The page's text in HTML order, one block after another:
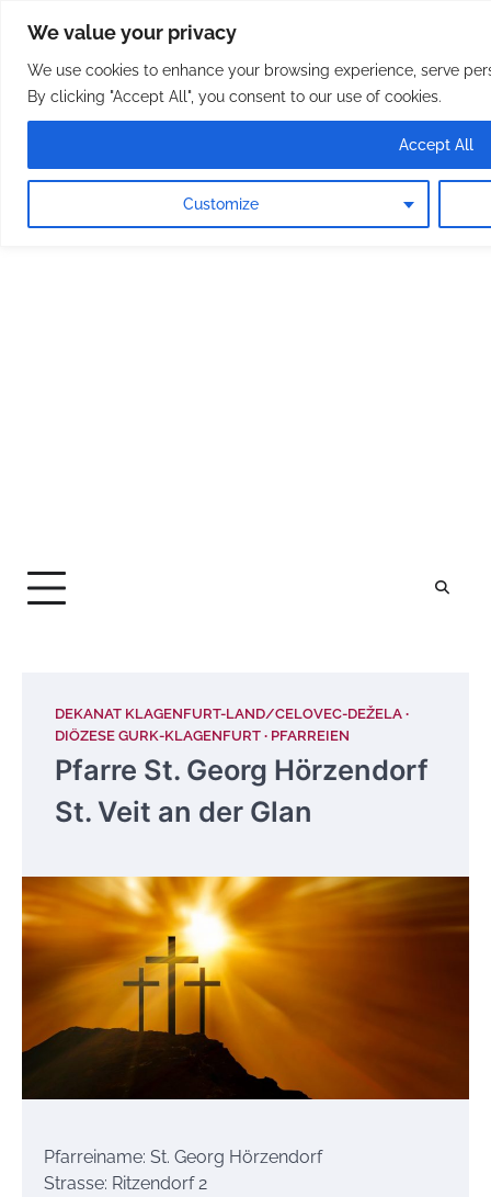
We value your privacy
We use cookies to enhance your browsing experience, serve
By clicking "Accept All", you consent to our use of cookies.
Customize
Accept All
content
Osterreichische Pfarreie
DEKANAT KLAGENFURT-LAND/CELOVEC-DEŽELA
DIÖZESE GURK-KLAGENFURT
PFARREIEN
Pfarre St. Georg Hörzendorf
St. Veit an der Glan
Pfarreiname: St. Georg Hörzendorf
Strasse: Ritzendorf 2